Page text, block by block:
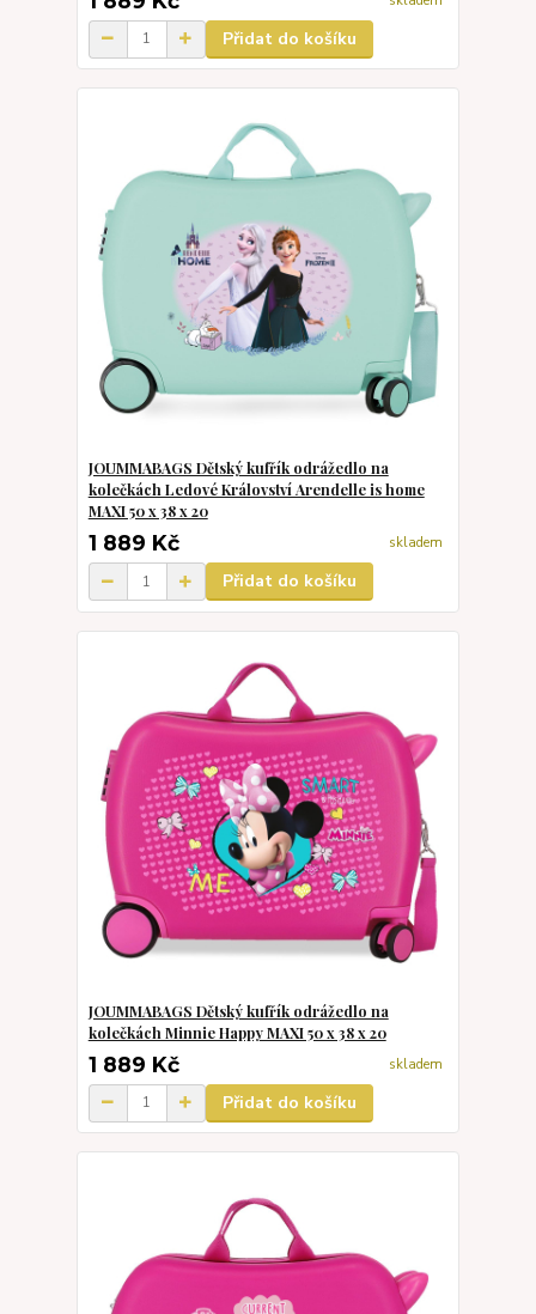
Přidat do košíku
JOUMMABAGS Dětský kufřík odrážedlo na
kolečkách Ledové Království Arendelle is home
MAXI 50 x 38 x 20
1 889 Kč skladem
Přidat do košíku
JOUMMABAGS Dětský kufřík odrážedlo na
kolečkách Minnie Happy MAXI 50 x 38 x 20
1 889 Kč skladem
Přidat do košíku